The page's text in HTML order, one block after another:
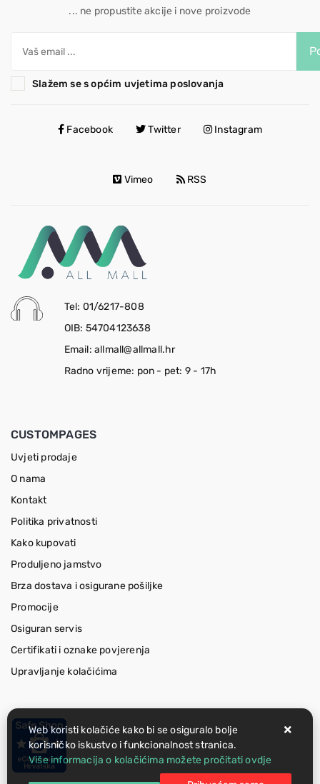
... ne propustite akcije i nove proizvode
Slažem se s općim uvjetima poslovanja
Facebook Twitter Instagram
Vimeo RSS
Tel: 01/6217-808
OIB: 54704123638
Email: allmall@allmall.hr
Radno vrijeme: pon - pet: 9 - 17h
CUSTOMPAGES
Uvjeti prodaje
O nama
Kontakt
Politika privatnosti
Kako kupovati
Produljeno jamstvo
Brza dostava i osigurane pošiljke
Promocije
Osiguran servis
Certifikati i oznake povjerenja
Upravljanje kolačićima
Web koristi kolačiće kako bi se osiguralo bolje
korisničko iskustvo i funkcionalnost stranica.
Više informacija o kolačićima možete pročitati ovdje